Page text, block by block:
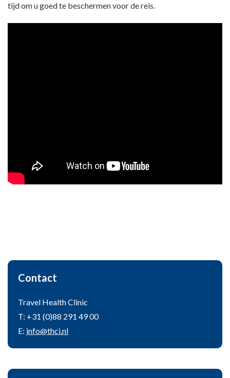
tijd om u goed te beschermen voor de reis.
Contact
Travel Health Clinic
T: +31 (0)88 291 49 00
E: info@thci.nl